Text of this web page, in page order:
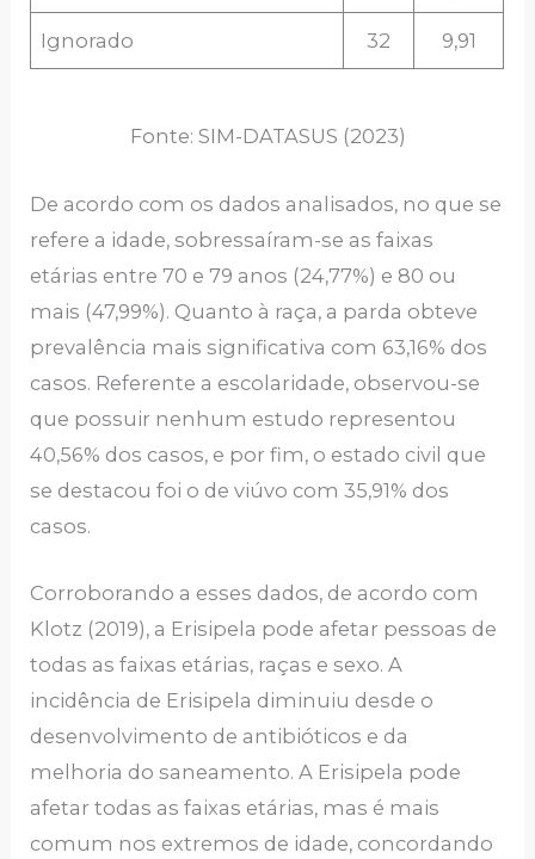
Ignorado 32 9,91
Fonte: SIM-DATASUS (2023)
De acordo com os dados analisados, no que se
refere a idade, sobressaíram-se as faixas
etárias entre 70 e 79 anos (24,77%) e 80 ou
mais (47,99%). Quanto à raça, a parda obteve
prevalência mais significativa com 63,16% dos
casos. Referente a escolaridade, observou-se
que possuir nenhum estudo representou
40,56% dos casos, e por fim, o estado civil que
se destacou foi o de viúvo com 35,91% dos
casos.
Corroborando a esses dados, de acordo com
Klotz (2019), a Erisipela pode afetar pessoas de
todas as faixas etárias, raças e sexo. A
incidência de Erisipela diminuiu desde o
desenvolvimento de antibióticos e da
melhoria do saneamento. A Erisipela pode
afetar todas as faixas etárias, mas é mais
comum nos extremos de idade, concordando